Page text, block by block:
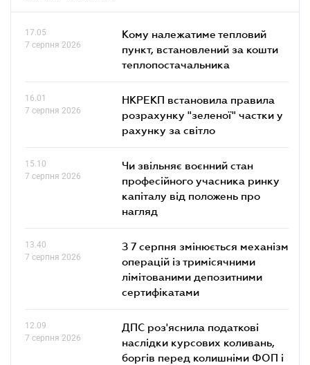
17.05
7 серпня 2026
Кому належатиме тепловий
пункт, встановлений за кошти
теплопостачальника
16.01
7 серпня 2026
НКРЕКП встановила правила
розрахунку "зеленої" частки у
рахунку за світло
15.10
7 серпня 2026
Чи звільняє воєнний стан
професійного учасника ринку
капіталу від положень про
нагляд
13.40
7 серпня 2026
З 7 серпня змінюється механізм
операцій із тримісячними
лімітованими депозитними
сертифікатами
12.09
7 серпня 2026
ДПС роз'яснила податкові
наслідки курсових коливань,
боргів перед колишніми ФОП і